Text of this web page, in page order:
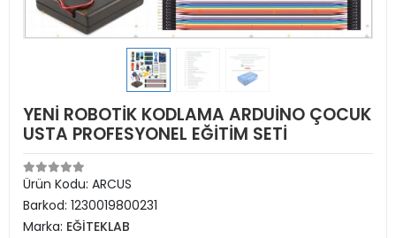
YENİ ROBOTİK KODLAMA ARDUİNO ÇOCUK
USTA PROFESYONEL EĞİTİM SETİ
Ürün Kodu: ARCUS
Barkod: 1230019800231
Marka: EĞİTEKLAB